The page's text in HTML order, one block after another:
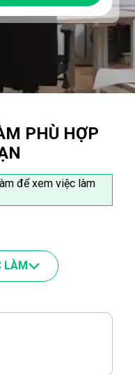
PHÙ HỢP
để xem việc làm
LÀM